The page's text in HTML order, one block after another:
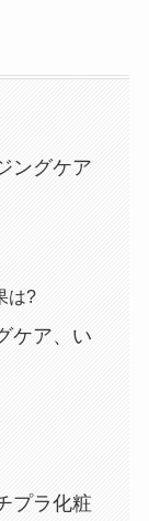
ングケア
は?
ケア、い
プラ化粧